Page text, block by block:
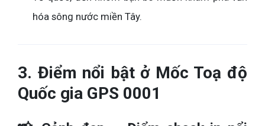
hóa sông nước miền Tây.
3. Điểm nổi bật ở Mốc Toạ độ
Quốc gia GPS 0001